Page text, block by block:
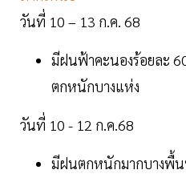
วันที่ 10 – 13 ก.ค. 68
มีฝนฟ้าคะนองร้อยละ
ตกหนักบางแห่ง
วันที่ 10 - 12 ก.ค.68
มีฝนตกหนักมากบางพื้